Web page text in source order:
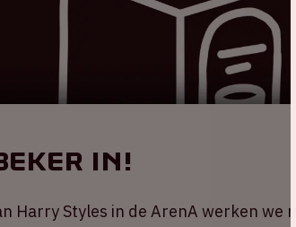
in!
Harry Styles in de ArenA werken we